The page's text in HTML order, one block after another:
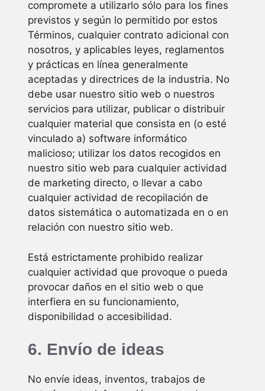
compromete a utilizarlo sólo para los fines
previstos y según lo permitido por estos
Términos, cualquier contrato adicional con
nosotros, y aplicables leyes, reglamentos
y prácticas en línea generalmente
aceptadas y directrices de la industria. No
debe usar nuestro sitio web o nuestros
servicios para utilizar, publicar o distribuir
cualquier material que consista en (o esté
vinculado a) software informático
malicioso; utilizar los datos recogidos en
nuestro sitio web para cualquier actividad
de marketing directo, o llevar a cabo
cualquier actividad de recopilación de
datos sistemática o automatizada en o en
relación con nuestro sitio web.
Está estrictamente prohibido realizar
cualquier actividad que provoque o pueda
provocar daños en el sitio web o que
interfiera en su funcionamiento,
disponibilidad o accesibilidad.
6. Envío de ideas
No envíe ideas, inventos, trabajos de